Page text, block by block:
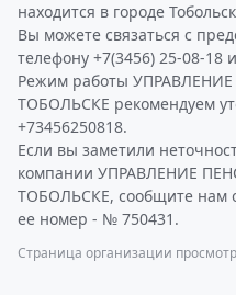
находится в городе
Вы можете связаться с
телефону +7(3456) 25-08-18
Режим работы
ТОБОЛЬСКЕ рекомендуем
+73456250818.
Если вы заметили
компании УПРАВЛЕНИЕ
ТОБОЛЬСКЕ, сообщите нам
ее номер - № 750431.
Страница организации